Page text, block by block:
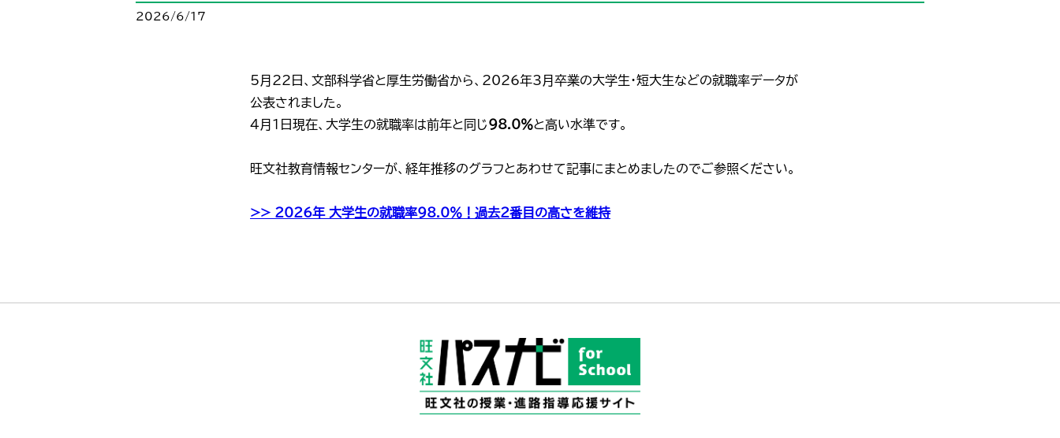
2026/6/17
5月22日、文部科学省と厚生労働省から、2026年3月卒業の大学生・短大生などの就職率データが
公表されました。
4月1日現在、大学生の就職率は前年と同じ98.0％と高い水準です。
旺文社教育情報センターが、経年推移のグラフとあわせて記事にまとめましたのでご参照ください。
>> 2026年 大学生の就職率98.0％！過去2番目の高さを維持